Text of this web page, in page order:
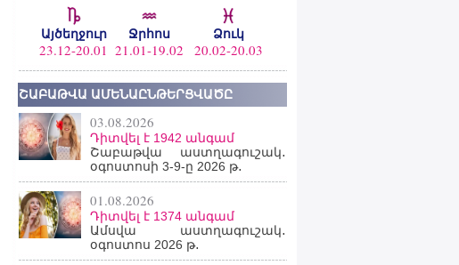
Այծեղջուր
23.12-20.01
Ջրհոս
21.01-19.02
Ձուկ
20.02-20.03
ՇԱԲԱԹՎԱ ԱՄԵՆԱԸՆԹԵՐՑՎԱԾԸ
03.08.2026
Դիտվել է 1942 անգամ
Շաբաթվա աստղագուշակ․
օգոստոսի 3-9-ը 2026 թ․
01.08.2026
Դիտվել է 1374 անգամ
Ամսվա աստղագուշակ․
օգոստոս 2026 թ․